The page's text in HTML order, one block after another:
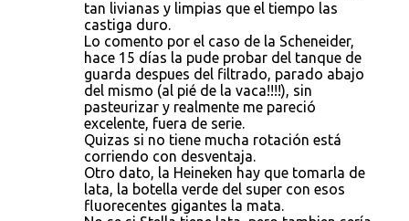
tan livianas y limpias que el tiempo las
castiga duro.
Lo comento por el caso de la Scheneider,
hace 15 días la pude probar del tanque de
guarda despues del filtrado, parado abajo
del mismo (al pié de la vaca!!!!), sin
pasteurizar y realmente me pareció
excelente, fuera de serie.
Quizas si no tiene mucha rotación está
corriendo con desventaja.
Otro dato, la Heineken hay que tomarla de
lata, la botella verde del super con esos
fluorecentes gigantes la mata.